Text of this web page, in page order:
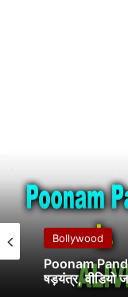
Bollywood
Poonam
षड़यंत्र, वीडियो